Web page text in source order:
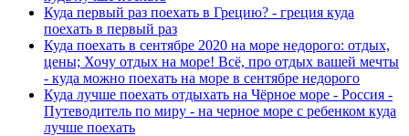
Куда первый раз поехать в Грецию? - греция куда
поехать в первый раз
Куда поехать в сентябре 2020 на море недорого: отдых,
цены; Хочу отдых на море! Всё, про отдых вашей мечты
- куда можно поехать на море в сентябре недорого
Куда лучше поехать отдыхать на Чёрное море - Россия -
Путеводитель по миру - на черное море с ребенком куда
лучше поехать